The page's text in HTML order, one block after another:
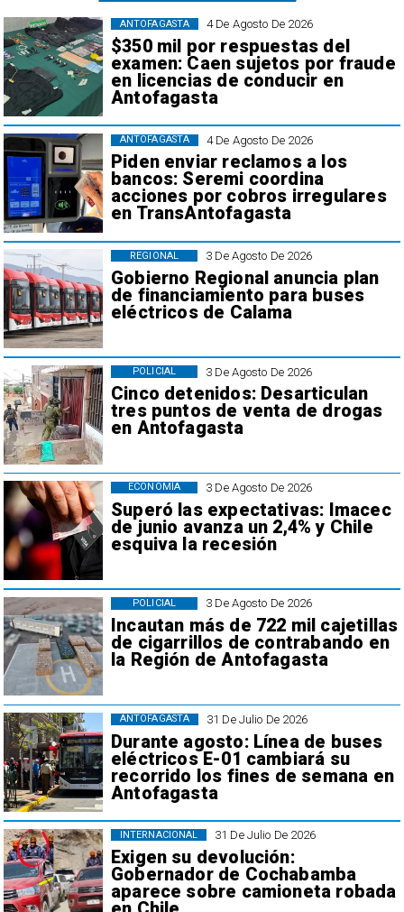
4 De Agosto De 2026
$350 mil por respuestas del
examen: Caen sujetos por fraude
en licencias de conducir en
Antofagasta
ANTOFAGASTA
4 De Agosto De 2026
Piden enviar reclamos a los
bancos: Seremi coordina
acciones por cobros irregulares
en TransAntofagasta
ANTOFAGASTA
3 De Agosto De 2026
Gobierno Regional anuncia plan
de financiamiento para buses
eléctricos de Calama
REGIONAL
3 De Agosto De 2026
Cinco detenidos: Desarticulan
tres puntos de venta de drogas
en Antofagasta
POLICIAL
3 De Agosto De 2026
Superó las expectativas: Imacec
de junio avanza un 2,4% y Chile
esquiva la recesión
ECONOMÍA
3 De Agosto De 2026
Incautan más de 722 mil cajetillas
de cigarrillos de contrabando en
la Región de Antofagasta
POLICIAL
31 De Julio De 2026
Durante agosto: Línea de buses
eléctricos E-01 cambiará su
recorrido los fines de semana en
Antofagasta
ANTOFAGASTA
31 De Julio De 2026
Exigen su devolución:
Gobernador de Cochabamba
aparece sobre camioneta robada
INTERNACIONAL